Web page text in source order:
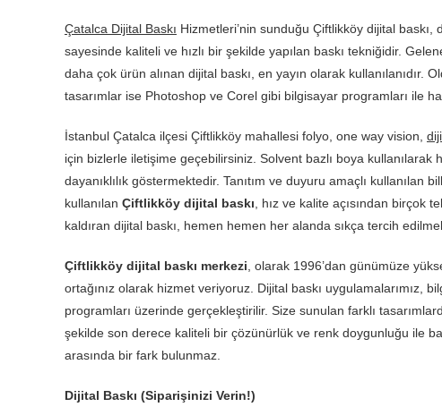
Çatalca Dijital Baskı Hizmetleri’nin sunduğu Çiftlikköy dijital baskı,
sayesinde kaliteli ve hızlı bir şekilde yapılan baskı tekniğidir.
daha çok ürün alınan dijital baskı, en yayın olarak kullanılanıdır.
tasarımlar ise Photoshop ve Corel gibi bilgisayar programları ile
İstanbul Çatalca ilçesi Çiftlikköy mahallesi folyo, one way vision,
için bizlerle iletişime geçebilirsiniz. Solvent bazlı boya kullanılarak
dayanıklılık göstermektedir. Tanıtım ve duyuru amaçlı
kullanılan Çiftlikköy dijital baskı , hız ve kalite açısından birçok
kaldıran dijital baskı, hemen hemen her alanda sıkça tercih
Çiftlikköy dijital baskı merkezi , olarak 1996’dan günümüze
ortağınız olarak hizmet veriyoruz. Dijital baskı uygulamalarımız,
programları üzerinde gerçekleştirilir. Size sunulan farklı
şekilde son derece kaliteli bir çözünürlük ve renk doygunluğu ile
arasında bir fark bulunmaz.
Dijital Baskı (Siparişinizi Verin!)